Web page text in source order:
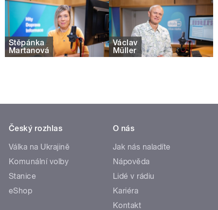
Štěpánka
Martanová
Václav
Müller
Český rozhlas
Válka na Ukrajině
Komunální volby
Stanice
eShop
O nás
Jak nás naladíte
Nápověda
Lidé v rádiu
Kariéra
Kontakt